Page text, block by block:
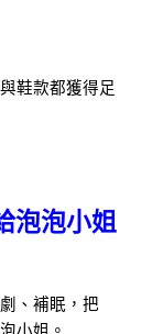
鞋款都獲得足
泡泡小姐
、補眠，把